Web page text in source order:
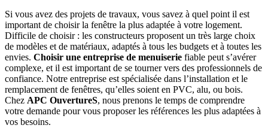
Si vous avez des projets de travaux, vous savez à quel point il est
important de choisir la fenêtre la plus adaptée à votre logement.
Difficile de choisir : les constructeurs proposent un très large choix
de modèles et de matériaux, adaptés à tous les budgets et à toutes les
envies. Choisir une entreprise de menuiserie fiable peut s’avérer
complexe, et il est important de se tourner vers des professionnels de
confiance. Notre entreprise est spécialisée dans l’installation et le
remplacement de fenêtres, qu’elles soient en PVC, alu, ou bois.
Chez APC OuvertureS, nous prenons le temps de comprendre
votre demande pour vous proposer les références les plus adaptées à
vos besoins.